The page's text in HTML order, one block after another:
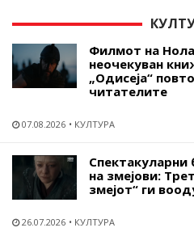
Филмот на
неочекуван
„Одисеја“
читателите
07.08.2026 КУЛТУРА
Спектакуларни
на змејови:
змејот“ ги
26.07.2026 КУЛТУРА